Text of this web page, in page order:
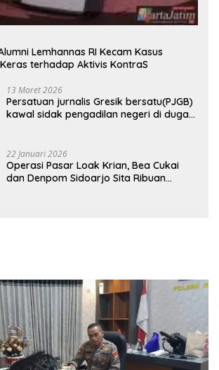
Lemhannas RI Kecam Kasus
terhadap Aktivis KontraS
13 Maret 2026
Persatuan jurnalis Gresik bersatu(PJGB)
kawal sidak pengadilan negeri di duga
22 Januari 2026
Operasi Pasar Loak Krian, Bea Cukai
dan Denpom Sidoarjo Sita Ribuan